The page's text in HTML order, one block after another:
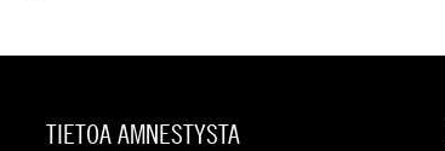
TIETOA AMNESTYSTA